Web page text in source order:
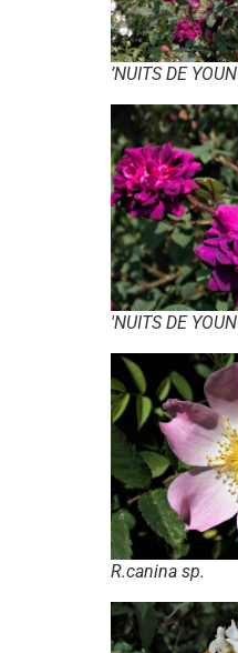
’NUITS DE
'NUITS DE
R.canina sp.